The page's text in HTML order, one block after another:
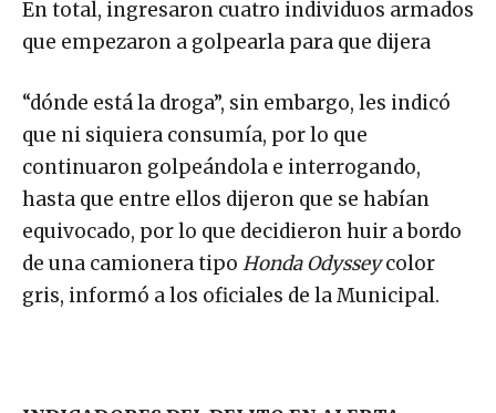
En total, ingresaron cuatro individuos armados
que empezaron a golpearla para que dijera
“dónde está la droga”, sin embargo, les indicó
que ni siquiera consumía, por lo que
continuaron golpeándola e interrogando,
hasta que entre ellos dijeron que se habían
equivocado, por lo que decidieron huir a bordo
de una camionera tipo Honda Odysseycolor
gris, informó a los oficiales de la Municipal.